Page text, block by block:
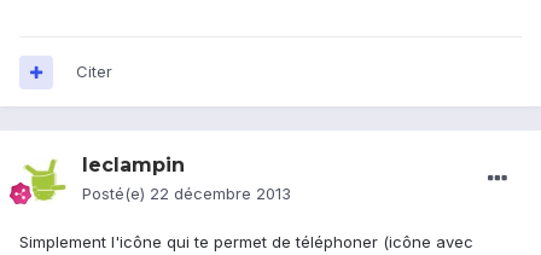
Citer
leclampin
Posté(e) 22 décembre 2013
Simplement l'icône qui te permet de téléphoner (icône avec